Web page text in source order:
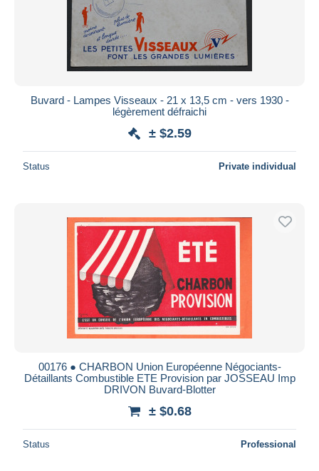
Buvard - Lampes Visseaux - 21 x 13,5 cm - vers 1930 -
légèrement défraichi
± $2.59
Status Private individual
00176 ● CHARBON Union Européenne Négociants-
Détaillants Combustible ETE Provision par JOSSEAU Imp
DRIVON Buvard-Blotter
± $0.68
Status Professional